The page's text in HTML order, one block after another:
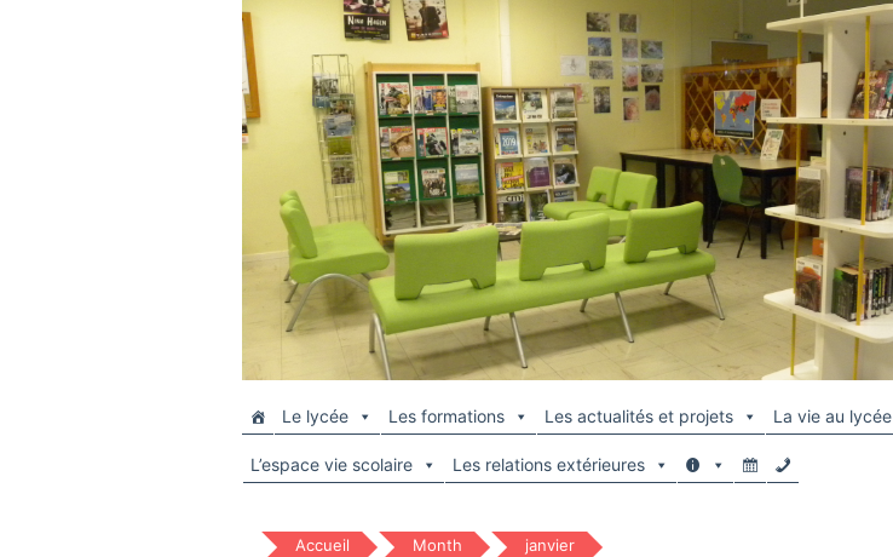
Le lycée Les formations Les actualités et projets La vie au lycée
L’espace vie scolaire Les relations extérieures
Accueil Month janvier